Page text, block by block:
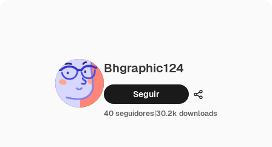
Bhgraphic124
Seguir Compartilhar
40 seguidores|30.2k downloads